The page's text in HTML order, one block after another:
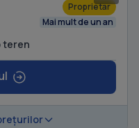
Proprietar
Mai mult de un an
teren